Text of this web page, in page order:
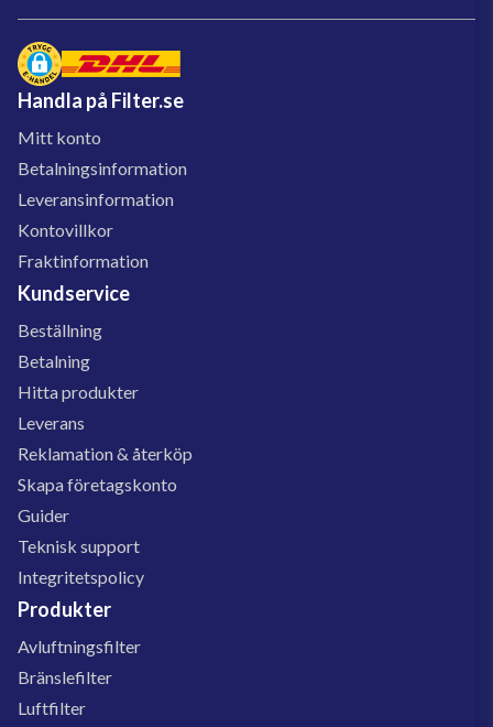
Handla på Filter.se
Mitt konto
Betalningsinformation
Leveransinformation
Kontovillkor
Fraktinformation
Kundservice
Beställning
Betalning
Hitta produkter
Leverans
Reklamation & återköp
Skapa företagskonto
Guider
Teknisk support
Integritetspolicy
Produkter
Avluftningsfilter
Bränslefilter
Luftfilter